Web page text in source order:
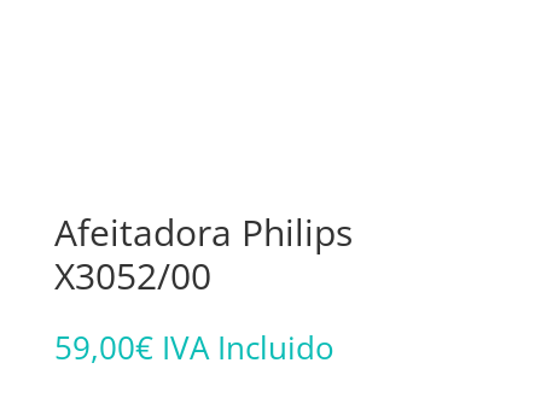
Afeitadora Philips
X3052/00
59,00€ IVA Incluido